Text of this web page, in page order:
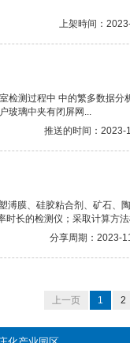
上架時间：
检测过程中 中的繁多数据分
玻璃中夹有闭屏网...
推送的时间：2023-
膜、硅胶粘合剂、矿石、
时长的检测仪；采取计算方
分享周期：2023-
上一页 1 2